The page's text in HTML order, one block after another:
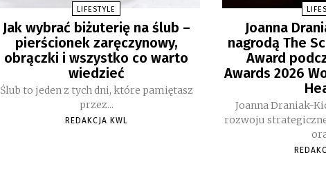
LIFESTYLE
Jak wybrać biżuterię na ślub –
pierścionek zaręczynowy,
obrączki i wszystko co warto
wiedzieć
Ślub to jeden z tych dni, które pamiętasz
przez...
REDAKCJA KWL
Joanna
nagrodą The
Award
Awards 2026
Joanna Draniak-
rozwoju